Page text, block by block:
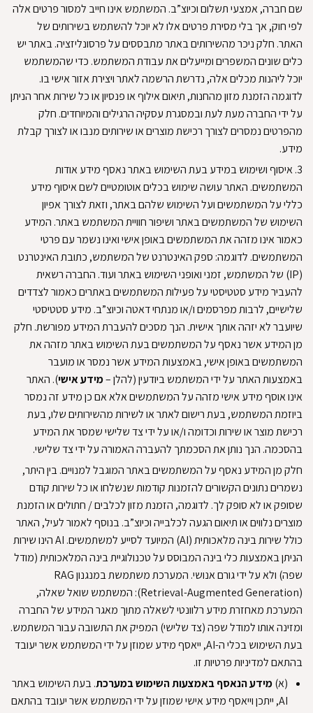
שם חברה, אמצעי תשלום וכיוצ”ב. המשתמש אינו חייב למסור פרטים אלה
לפי חוק, אך בלי מסירת פרטים אלו לא יוכל להשתמש בשירותים של
האתר. חלק ניכר מהשירותים באתר מתבססים על פרסונליזציה.באתר יש
כלים שונים המשפרים ומייעלים את עבודת המשתמש. כדי שהמשתמש
יוכל ליהנות מכלים אלה, נדרשת הרשמה לאתר ויצירת אזור אישי בו.
לדוגמה הזמנת מזון מהחנות, תיאום אילוף או פנסיון או כל שירות אחר הניתן
על ידי החברה מעת לעת ובמסגרת עסקיה הרגילים והמיוחדים. חלק
מהפרטים נמסרים לצורך רכישת מוצרים או שירותים מנבו או לצורך קבלת
מידע.
3. איסוף ושימוש במידעבעת השימוש באתר נאסף מידע אודות
המשתמשים. האתר עושה שימוש בכלים אוטומטיים לשם איסוף מידע
כללי על המשתמשים ועל השימוש שלהם באתר, וזאת לצורך אפיון
השימוש של המשתמשים באתר ושיפור חוויית המשתמש באתר. המידע
כאמור אינו מזהה את המשתמשים באופן אישי ואינו נשמר עם פרטי
המשתמשים. לדוגמה: ספק האינטרנט של המשתמש, כתובת האינטרנט
(IP) של המשתמש, זמני ואופני השימוש באתר ועוד
. החברה רשאית
להעביר מידע סטטיסטי על פעילות המשתמשים באתרים כאמור לצדדים
שלישיים, לרבות מפרסמים ו/או מנתחי דאטה וכיוצ”ב. מידע סטטיסטי
שיועבר לא יזהה אותך אישית. הנך מסכים להעברת המידע מפורשת. חלק
מן המידע אשר נאסף על המשתמשים בעת השימוש באתר מזהה את
המשתמשים באופן אישי, באמצעות המידע אשר נמסר או מועבר
באמצעות האתר על ידי המשתמש ביודעין (להלן –מידע אישי)
. האתר
אינו אוסף מידע אישי מזהה על המשתמשים אלא אם כן מידע זה נמסר
ביוזמת המשתמש, בעת רישום לאתר או לשירות מהשירותים שלו, בעת
רכישת מוצר או שירות וכדומה ו/או על ידי צד שלישי שמסר את המידע
בהסכמה. הנך נותן את הסכמתך להעברה האמורה על ידי צד שלישי.
חלק מן המידע נאסף על המשתמשים באתר המוגבל למנויים.בין היתר,
נשמרים נתונים הקשורים להזמנות קודמות שנשלחו או כל שירות קודם
שסופק או לא סופק לך. לדוגמה, הזמנת מזון לכלבים / חתולים או הזמנת
מוצרים נלווים או תיאום הגעה לכלבייה וכיוצ”ב.בנוסף לאמור לעיל, האתר
כולל שירות בינה מלאכותית (AI) המיועד לסייע למשתמשים
.
AI הינו שירות
הניתן באמצעות כלי בינה המבוסס על טכנולוגיית בינה המלאכותית (מודל
שפה) ולא על ידי גורם אנושי.
המערכת משתמשת במנגנון RAG
(Retrieval-Augmented Generation): המשתמש שואל שאלה,
המערכת מאחזרת מידע רלוונטי לשאלה מתוך מאגר המידע של החברה
ומזינה אותו למודל שפה (צד שלישי) המפיק את התשובה עבור המשתמש.
בעת השימוש בכלי ה-AI, ייאסף מידע שמוזן על ידי המשתמש אשר יעובד
בהתאם למדיניות פרטיות זו.
(א)מידע הנאסף באמצעות השימוש במערכת.בעת השימוש באתר
AI, ייתכן וייאסף מידע אישי שמוזן על ידי המשתמש אשר יעובד בהתאם